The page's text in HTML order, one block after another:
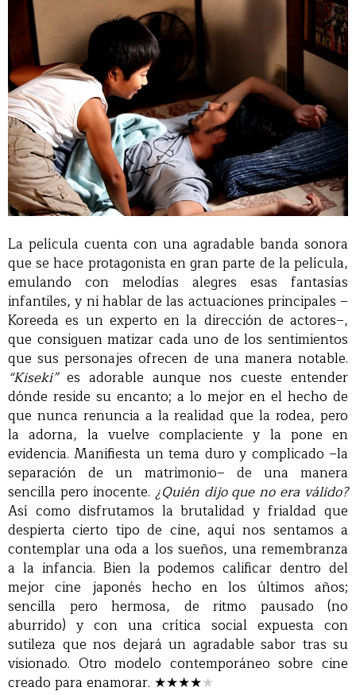
La película cuenta con una agradable banda sonora
que se hace protagonista en gran parte de la película,
emulando con melodías alegres esas fantasías
infantiles, y ni hablar de las actuaciones principales –
Koreeda es un experto en la dirección de actores–,
que consiguen matizar cada uno de los sentimientos
que sus personajes ofrecen de una manera notable.
“Kiseki”es adorable aunque nos cueste entender
dónde reside su encanto; a lo mejor en el hecho de
que nunca renuncia a la realidad que la rodea, pero
la adorna, la vuelve complaciente y la pone en
evidencia. Manifiesta un tema duro y complicado –la
separación de un matrimonio– de una manera
sencilla pero inocente. ¿Quién dijo que no era válido?
Así como disfrutamos la brutalidad y frialdad que
despierta cierto tipo de cine, aquí nos sentamos a
contemplar una oda a los sueños, una remembranza
a la infancia. Bien la podemos calificar dentro del
mejor cine japonés hecho en los últimos años;
sencilla pero hermosa, de ritmo pausado (no
aburrido) y con una crítica social expuesta con
sutileza que nos dejará un agradable sabor tras su
visionado. Otro modelo contemporáneo sobre cine
creado para enamorar. ★★★★★